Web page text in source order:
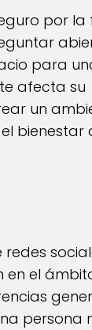
por
para
afecta su
un
bienestar
en el
persona